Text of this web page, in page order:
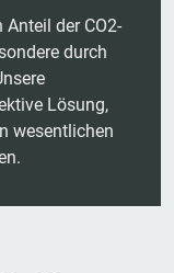
der CO2-
durch
Lösung,
wesentlichen